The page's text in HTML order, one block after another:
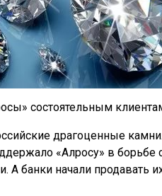
состоятельным
драгоценные
«Алросу» в
банки начали продавать